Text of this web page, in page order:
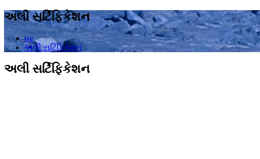
અલી સર્ટિફિકેશન
ઘર
અલી સર્ટિફિકેશન
અલી સર્ટિફિકેશન